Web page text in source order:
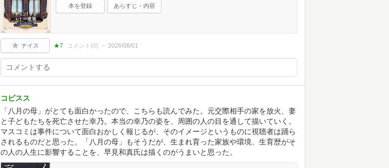
本を登録 あらすじ・内容
ナイス ★7 コメント(0) 2026/08/01
コピスス
「八月の母」がとても面白かったので、こちらも読んでみた。元交際相手の家を放火、妻
と子どもたちを死亡させた幸乃。本当の幸乃の姿を、周囲の人の目を通して描いていく。
マスコミは事件について面白おかしく報じるが、そのイメージというものに視聴者は踊ら
されるものだと思った。「八月の母」もそうだが、生まれ育った家族や環境、生育歴がそ
の人の人生に影響することを、早見和真氏は描くのがうまいと思った。